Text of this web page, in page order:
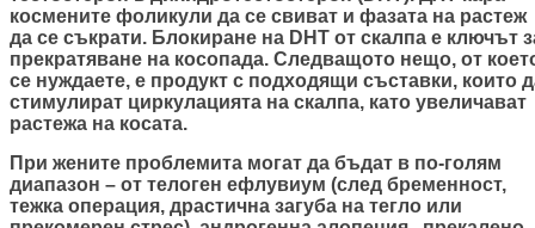
космените фоликули да се свиват и фазата на растеж
да се съкрати. Блокиране на DHT от скалпа е ключът
прекратяване на косопада. Следващото нещо, от
се нуждаете, е продукт с подходящи съставки, които
стимулират циркулацията на скалпа, като увеличават
растежа на косата.
При жените проблемита могат да бъдат в по-голям
диапазон – от телоген ефлувиум (след бременност,
тежка операция, драстична загуба на тегло или